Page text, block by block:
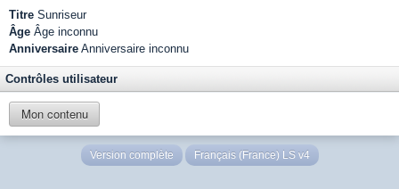
Titre Sunriseur
Âge Âge inconnu
Anniversaire Anniversaire inconnu
Contrôles utilisateur
Mon contenu
Version complète Français (France) LS v4